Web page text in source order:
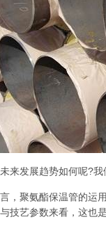
来发展趋势如何呢?我
，聚氨酯保温管的运
技艺参数来看，这也